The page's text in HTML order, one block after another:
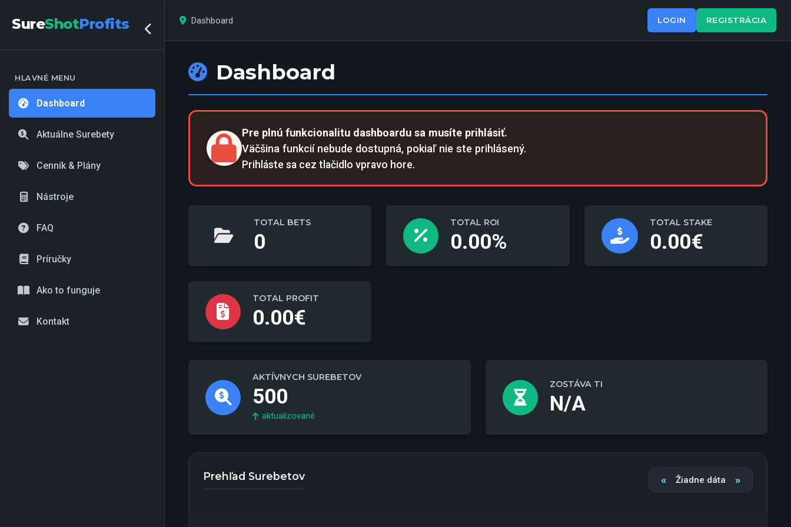
SureShotProfits
HLAVNÉ MENU
Dashboard
Aktuálne Surebety
Cenník & Plány
Nástroje
FAQ
Príručky
Ako to funguje
Kontakt
Dashboard LOGIN REGISTRÁCIA
Dashboard
Pre plnú funkcionalitu dashboardu sa musíte prihlásiť.
Väčšina funkcií nebude dostupná, pokiaľ nie ste prihlásený.
Prihláste sa cez tlačidlo vpravo hore.
TOTAL BETS
0
TOTAL ROI
0.00%
TOTAL STAKE
0.00€
TOTAL PROFIT
0.00€
AKTÍVNYCH SUREBETOV
500
aktualizované
ZOSTÁVA TI
N/A
Prehľad Surebetov « Žiadne dáta »